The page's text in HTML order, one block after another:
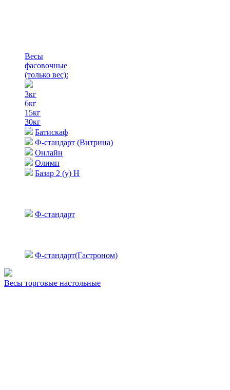
Весы
фасовочные
(только вес):
3кг
6кг
15кг
30кг
Батискаф
Ф-стандарт (Витрина)
Онлайн
Олимп
Базар 2 (у) Н
Ф-стандарт
Ф-стандарт(Гастроном)
Весы торговые настольные